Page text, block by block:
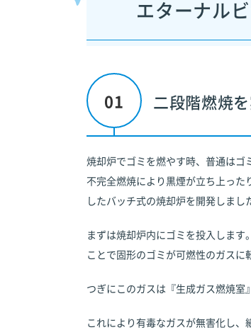
エターナル
二段階燃焼
焼却炉でゴミを燃やす時、普通はゴ
不完全燃焼により黒煙が立ち上っ
したバッチ式の焼却炉を開発しまし
まずは焼却炉内にゴミを投入しま
ことで固形のゴミが可燃性のガスに
つぎにこのガスは『生成ガス燃焼室
これにより有毒なガスが無害化し、